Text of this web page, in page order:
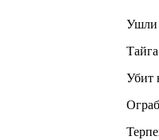
Ушли
Убит